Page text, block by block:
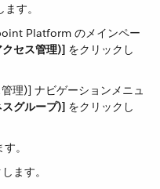
す。
Platform のメインペー
セス管理)] ​ をクリックし
理)] ナビゲーションメニュ
グループ)] ​ をクリックし
。
ます。